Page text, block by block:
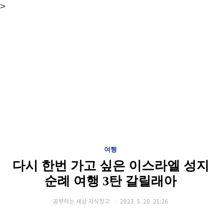
>
여행
다시 한번 가고 싶은 이스라엘 성지
순례 여행 3탄 갈릴래아
공부하는 세상 지식창고 2023. 5. 20. 21:26